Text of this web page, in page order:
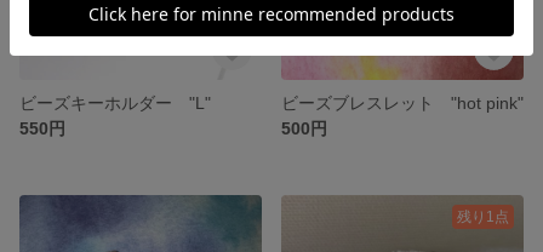
ビーズキーホルダー "L"
550円
ビーズブレスレット "hot pink"
500円
残り1点